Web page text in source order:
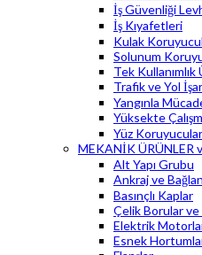
İş Güvenliği
İş Kıyafetleri
Kulak
Solunum
Tek
Trafik ve Yol
Yangınla
Yüksekte
Yüz Koruyucular
MEKANİK ÜRÜNLER
Alt Yapı Grubu
Ankraj ve
Basınçlı Kaplar
Çelik Borular
Elektrik
Esnek